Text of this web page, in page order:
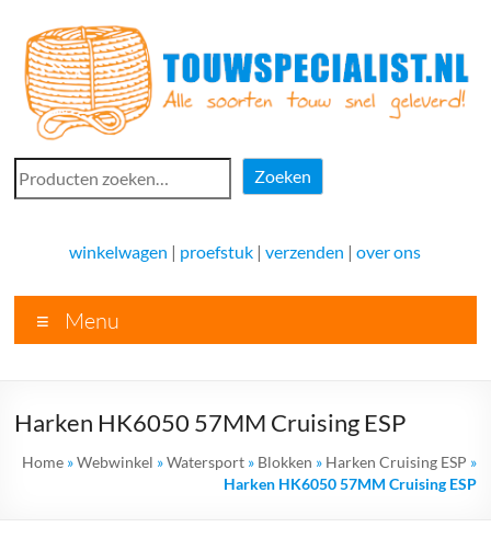
naar
inhoud
Touwspecialist.nl
voor
vele
soorten
goed
advies!
Zoeken
Zoeken
winkelwagen | proefstuk |verzenden |over ons
Menu
Harken HK6050 57MM Cruising ESP
Home»Webwinkel »Watersport» Blokken » Harken Cruising ESP »
Harken HK6050 57MM Cruising ESP